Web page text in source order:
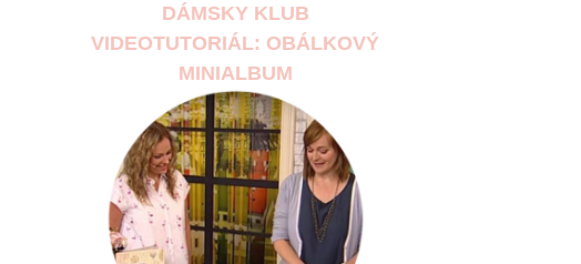
DÁMSKY KLUB
VIDEOTUTORIÁL: OBÁLKOVÝ
MINIALBUM